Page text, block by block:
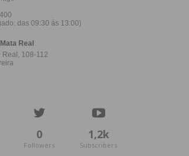
0
Followers
1,2k
Subscribers